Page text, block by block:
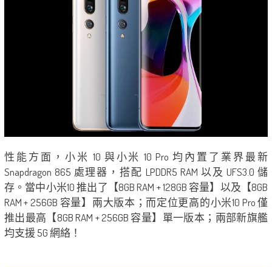
性能方面，小米 10 與小米 10 Pro 均內置了業界最新
Snapdragon 865 處理器，搭配 LPDDR5 RAM 以及 UFS3.0 儲
存。當中小米10 推出了【8GB RAM + 128GB 容量】以及【8GB
RAM + 256GB 容量】兩大版本；而定位更高的小米10 Pro 僅
推出最高【8GB RAM + 256GB 容量】單一版本；兩部新旗艦
均支援 5G 網絡！